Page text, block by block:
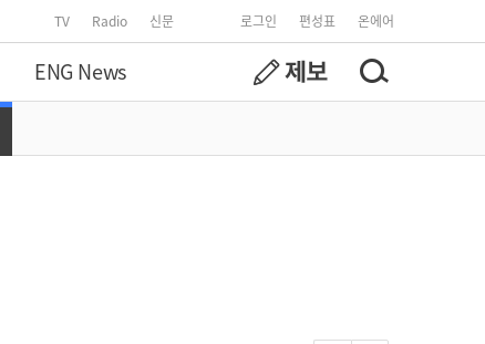
TV Radio 신문 로그인 편성표 온에어
ENG News